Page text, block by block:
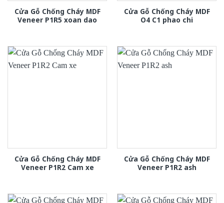
Cửa Gỗ Chống Cháy MDF
Veneer P1R5 xoan dao
Cửa Gỗ Chống Cháy MDF
O4 C1 phao chi
Cửa Gỗ Chống Cháy MDF
Veneer P1R2 Cam xe
Cửa Gỗ Chống Cháy MDF
Veneer P1R2 ash